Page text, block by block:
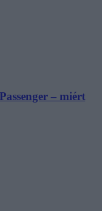
– miért